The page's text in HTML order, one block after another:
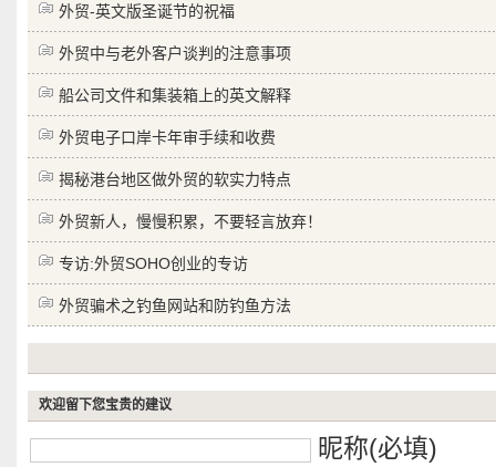
外贸-英文版圣诞节的祝福
外贸中与老外客户谈判的注意事项
船公司文件和集装箱上的英文解释
外贸电子口岸卡年审手续和收费
揭秘港台地区做外贸的软实力特点
外贸新人，慢慢积累，不要轻言放弃！
专访:外贸SOHO创业的专访
外贸骗术之钓鱼网站和防钓鱼方法
欢迎留下您宝贵的建议
昵称(必填)